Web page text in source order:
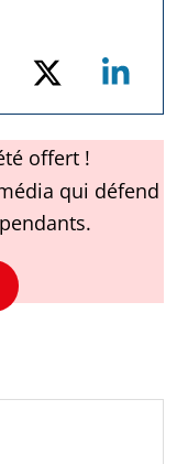
TikTok Twitter
offert !
qui défend